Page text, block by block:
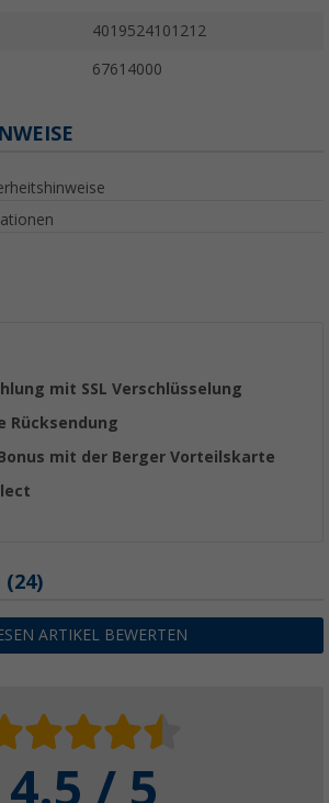
4019524101212
67614000
mit SSL Verschlüsselung
Rücksendung
mit der Berger Vorteilskarte
(24)
ARTIKEL BEWERTEN
4.5 / 5